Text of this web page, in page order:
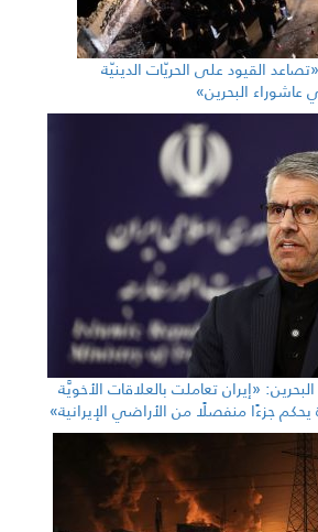
القيود على الحريّات الدينيّة
البحرين»
«إيران تعاملت بالعلاقات الأخويَّة
جزءًا منفصلًا من الأراضي الإيرانية»